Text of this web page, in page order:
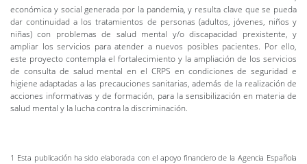
económica y social generada por la pandemia, y resulta clave que se pueda
dar continuidad a los tratamientos de personas (adultos, jóvenes, niños y
niñas) con problemas de salud mental y/o discapacidad prexistente, y
ampliar los servicios para atender a nuevos posibles pacientes. Por ello,
este proyecto contempla el fortalecimiento y la ampliación de los servicios
de consulta de salud mental en el CRPS en condiciones de seguridad e
higiene adaptadas a las precauciones sanitarias, además de la realización de
acciones informativas y de formación, para la sensibilización en materia de
salud mental y la lucha contra la discriminación.
1 Esta publicación ha sido elaborada con el apoyo financiero de la Agencia Española